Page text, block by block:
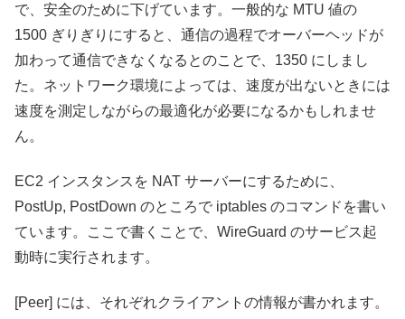
で、安全のために下げています。一般的な MTU 値の
1500 ぎりぎりにすると、通信の過程でオーバーヘッドが
加わって通信できなくなるとのことで、1350 にしまし
た。ネットワーク環境によっては、速度が出ないときには
速度を測定しながらの最適化が必要になるかもしれませ
ん。
EC2 インスタンスを NAT サーバーにするために、
PostUp, PostDown のところで iptables のコマンドを書い
ています。ここで書くことで、WireGuard のサービス起
動時に実行されます。
[Peer] には、それぞれクライアントの情報が書かれます。